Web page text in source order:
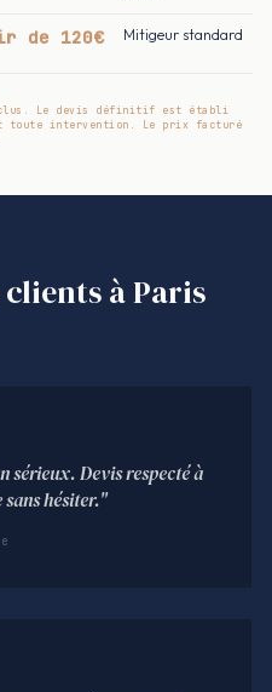
de 120€ Mitigeur standard
Le devis définitif est établi
toute intervention. Le prix facturé
clients à Paris
Devis respecté à
hésiter."